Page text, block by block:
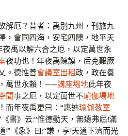
解厄？昔者：禹別九州，刊旅九
，會同四海，安宅四隩，地平天
禹以解六合之厄，以定萬世永
夜功也！年夜禹陳謨，后克艱厥
。德惟善會議室出租政，政在養
萬世永賴！——講座場地此年夜
間事之厄，以定萬世不瑜伽場地
而年夜禹更曰：“惠迪瑜伽教室
書》云:“惟德動天，無遠弗屆!滿
!”《象》曰:“謙，亨!天道下濟而光